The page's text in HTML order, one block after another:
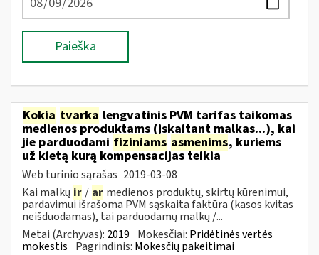
Paieška
Kokia tvarka lengvatinis PVM tarifas taikomas
medienos produktams (įskaitant malkas...), kai
jie parduodami fiziniams asmenims, kuriems
už kietą kurą kompensacijas teikia
Web turinio sąrašas 2019-03-08
Kai malkų ir / ar medienos produktų, skirtų kūrenimui,
pardavimui išrašoma PVM sąskaita faktūra (kasos kvitas
neišduodamas), tai parduodamų malkų /...
Metai (Archyvas): 2019 Mokesčiai: Pridėtinės vertės
mokestis Pagrindinis: Mokesčių pakeitimai